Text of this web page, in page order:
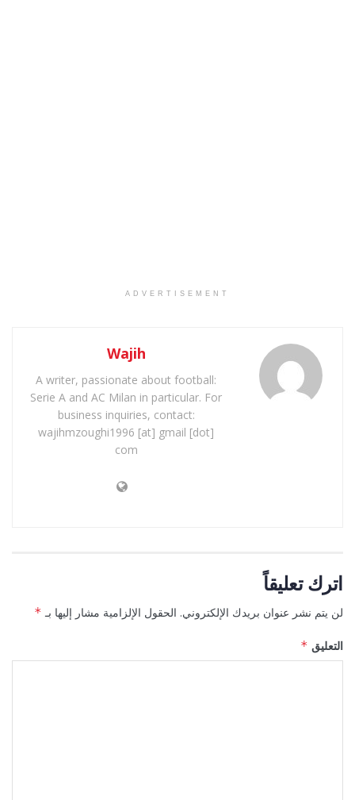
ADVERTISEMENT
Wajih
A writer, passionate about football:
Serie A and AC Milan in particular. For
business inquiries, contact:
wajihmzoughi1996 [at] gmail [dot]
com
اترك تعليقاً
لن يتم نشر عنوان بريدك الإلكتروني. الحقول الإلزامية مشار إليها بـ *
التعليق *